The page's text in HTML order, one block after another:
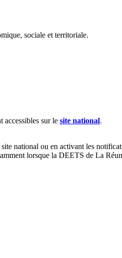
sociale et territoriale.
accessibles sur le site national.
national ou en activant les
lorsque la DEETS de La